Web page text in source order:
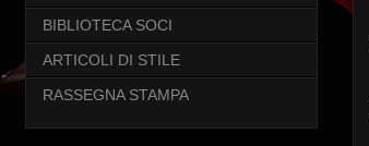
BIBLIOTECA SOCI
ARTICOLI DI STILE
RASSEGNA STAMPA